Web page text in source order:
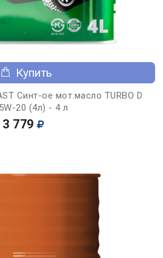
Купить
Синт-ое мот.масло TURBO D
20 (4л) - 4 л
3 779